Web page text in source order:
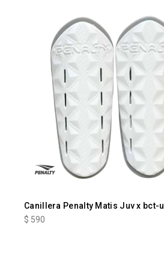
Canillera Penalty Matis Juv x bct-u
$ 590